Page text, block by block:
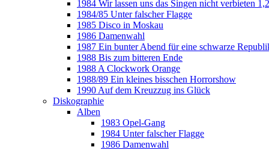
1984 Wir lassen uns das Singen nicht verbieten
1984/85 Unter falscher Flagge
1985 Disco in Moskau
1986 Damenwahl
1987 Ein bunter Abend für eine schwarze
1988 Bis zum bitteren Ende
1988 A Clockwork Orange
1988/89 Ein kleines bisschen Horrorshow
1990 Auf dem Kreuzzug ins Glück
Diskographie
Alben
1983 Opel-Gang
1984 Unter falscher Flagge
1986 Damenwahl